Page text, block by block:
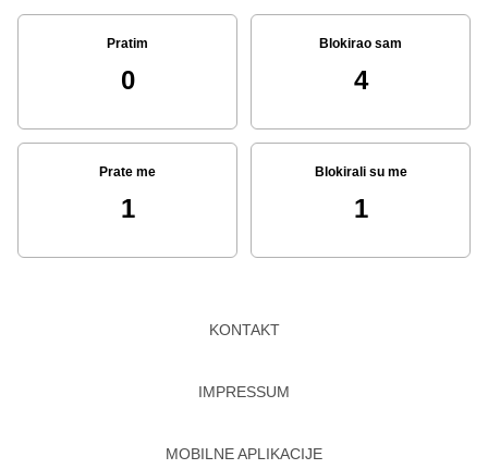
Pratim
0
Blokirao sam
4
Prate me
1
Blokirali su me
1
KONTAKT
IMPRESSUM
MOBILNE APLIKACIJE